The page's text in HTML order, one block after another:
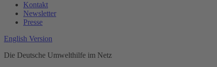
Kontakt
Newsletter
Presse
English Version
Die Deutsche Umwelthilfe im Netz